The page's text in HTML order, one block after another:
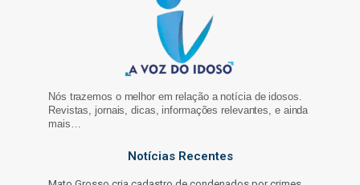
Nós trazemos o melhor em relação a notícia de idosos.
Revistas, jornais, dicas, informações relevantes, e ainda
mais…
Notícias Recentes